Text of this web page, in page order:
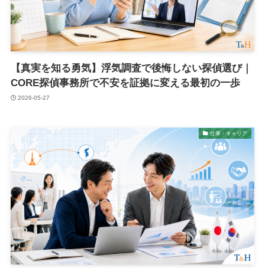
【真実を知る勇気】浮気調査で後悔しない探偵選び｜
CORE探偵事務所で不安を証拠に変える最初の一歩
2026-05-27
仕事・キャリア